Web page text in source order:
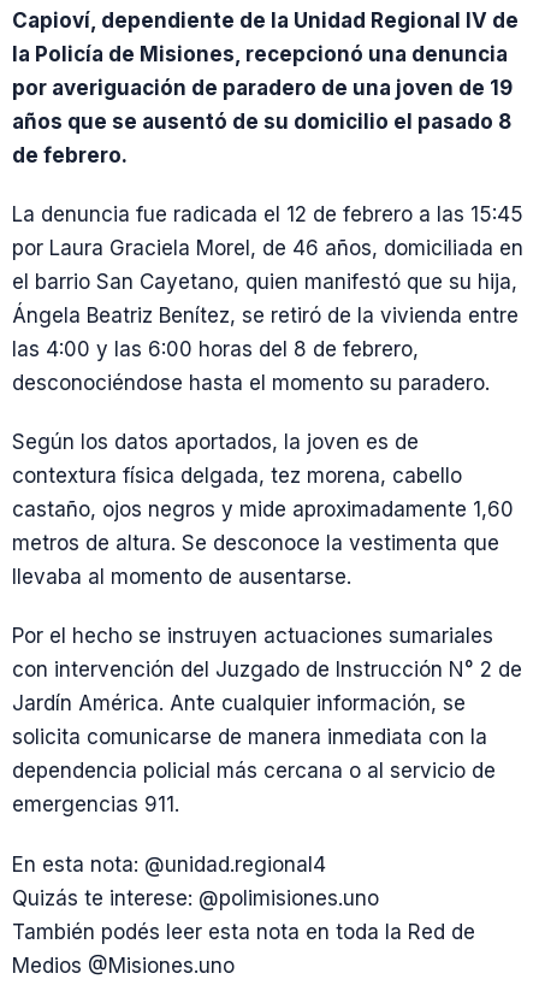
Capioví, dependiente de la Unidad Regional IV de
la Policía de Misiones, recepcionó una denuncia
por averiguación de paradero de una joven de 19
años que se ausentó de su domicilio el pasado 8
de febrero.
La denuncia fue radicada el 12 de febrero a las 15:45
por Laura Graciela Morel, de 46 años, domiciliada en
el barrio San Cayetano, quien manifestó que su hija,
Ángela Beatriz Benítez, se retiró de la vivienda entre
las 4:00 y las 6:00 horas del 8 de febrero,
desconociéndose hasta el momento su paradero.
Según los datos aportados, la joven es de
contextura física delgada, tez morena, cabello
castaño, ojos negros y mide aproximadamente 1,60
metros de altura. Se desconoce la vestimenta que
llevaba al momento de ausentarse.
Por el hecho se instruyen actuaciones sumariales
con intervención del Juzgado de Instrucción N° 2 de
Jardín América. Ante cualquier información, se
solicita comunicarse de manera inmediata con la
dependencia policial más cercana o al servicio de
emergencias 911.
En esta nota: @unidad.regional4
Quizás te interese: @polimisiones.uno
También podés leer esta nota en toda la Red de
Medios @Misiones.uno